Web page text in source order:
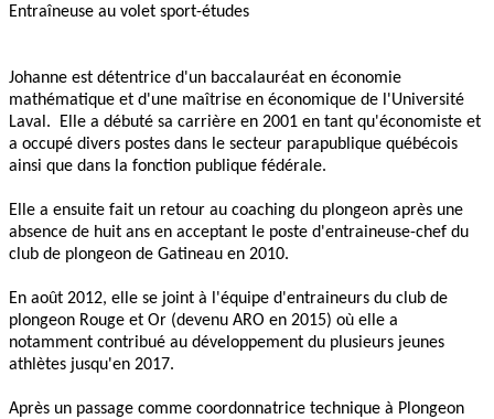
Entraîneuse au volet sport-études
Johanne est détentrice d'un baccalauréat en économie
mathématique et d'une maîtrise en économique de l'Université
Laval. Elle a débuté sa carrière en 2001 en tant qu'économiste et
a occupé divers postes dans le secteur parapublique québécois
ainsi que dans la fonction publique fédérale.
Elle a ensuite fait un retour au coaching du plongeon après une
absence de huit ans en acceptant le poste d'entraineuse-chef du
club de plongeon de Gatineau en 2010.
En août 2012, elle se joint à l'équipe d'entraineurs du club de
plongeon Rouge et Or (devenu ARO en 2015) où elle a
notamment contribué au développement du plusieurs jeunes
athlètes jusqu'en 2017.
Après un passage comme coordonnatrice technique à Plongeon